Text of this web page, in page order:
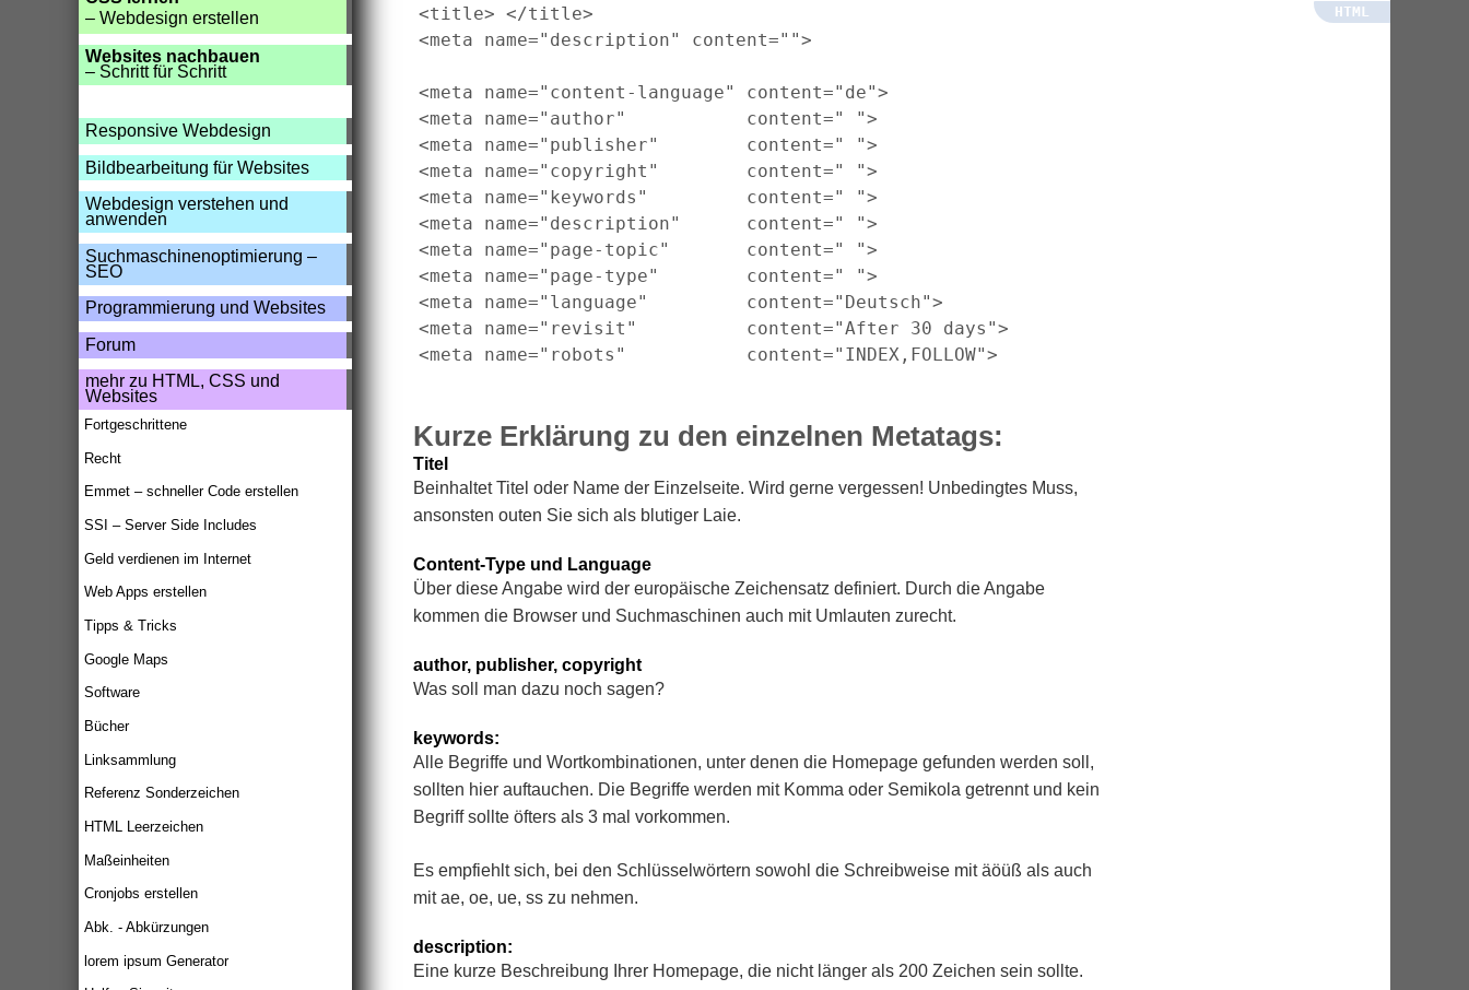
<title> </title>
<meta name="description" content="">
<meta name="content-language" content="de">
<meta name="author"           content=" ">
<meta name="publisher"        content=" ">
<meta name="copyright"        content=" ">
<meta name="keywords"         content=" ">
<meta name="description"      content=" ">
<meta name="page-topic"       content=" ">
<meta name="page-type"        content=" ">
<meta name="language"         content="Deutsch">
<meta name="revisit"          content="After 30 days">
Kurze Erklärung zu den einzelnen Metatags:
Titel
Beinhaltet Titel oder Name der Einzelseite. Wird gerne vergessen! Unbedingtes Muss,
ansonsten outen Sie sich als blutiger Laie.
Content-Type und Language
Über diese Angabe wird der europäische Zeichensatz definiert. Durch die Angabe
kommen die Browser und Suchmaschinen auch mit Umlauten zurecht.
author, publisher, copyright
Was soll man dazu noch sagen?
keywords:
Alle Begriffe und Wortkombinationen, unter denen die Homepage gefunden werden soll,
sollten hier auftauchen. Die Begriffe werden mit Komma oder Semikola getrennt und kein
Begriff sollte öfters als 3 mal vorkommen.
Es empfiehlt sich, bei den Schlüsselwörtern sowohl die Schreibweise mit äöüß als auch
mit ae, oe, ue, ss zu nehmen.
description:
Eine kurze Beschreibung Ihrer Homepage, die nicht länger als 200 Zeichen sein sollte.
– Webdesign erstellen
Websites nachbauen
– Schritt für Schritt
Responsive Webdesign
Bildbearbeitung für Websites
Webdesign verstehen und
anwenden
Suchmaschinenoptimierung –
SEO
Programmierung und Websites
Forum
mehr zu HTML, CSS und
Websites
Fortgeschrittene
Recht
Emmet – schneller Code erstellen
SSI – Server Side Includes
Geld verdienen im Internet
Web Apps erstellen
Tipps & Tricks
Google Maps
Software
Bücher
Linksammlung
Referenz Sonderzeichen
HTML Leerzeichen
Maßeinheiten
Cronjobs erstellen
Abk. - Abkürzungen
lorem ipsum Generator